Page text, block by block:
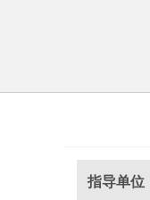
指导单位